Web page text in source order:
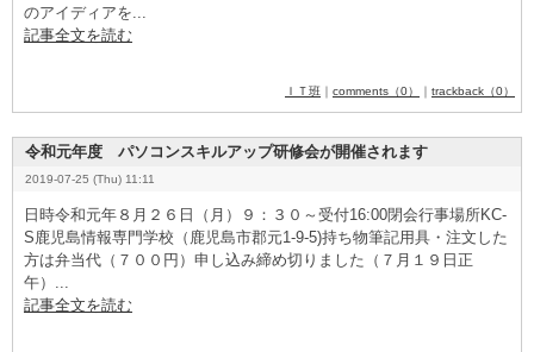
のアイディアを...
記事全文を読む
ＩＴ班 ｜ comments（0） ｜ trackback（0）
令和元年度 パソコンスキルアップ研修会が開催されます
2019-07-25 (Thu) 11:11
日時令和元年８月２６日（月）９：３０～受付1 ­6­:0­0­閉会行事場所K­C­
S ­鹿児島情報専門学校（鹿児島市郡元1 ­-­9­-­5­)持ち物筆記用具・注文した
方は弁当代（７００円）申し込み締め切りました（７月１９日正
午）...
記事全文を読む